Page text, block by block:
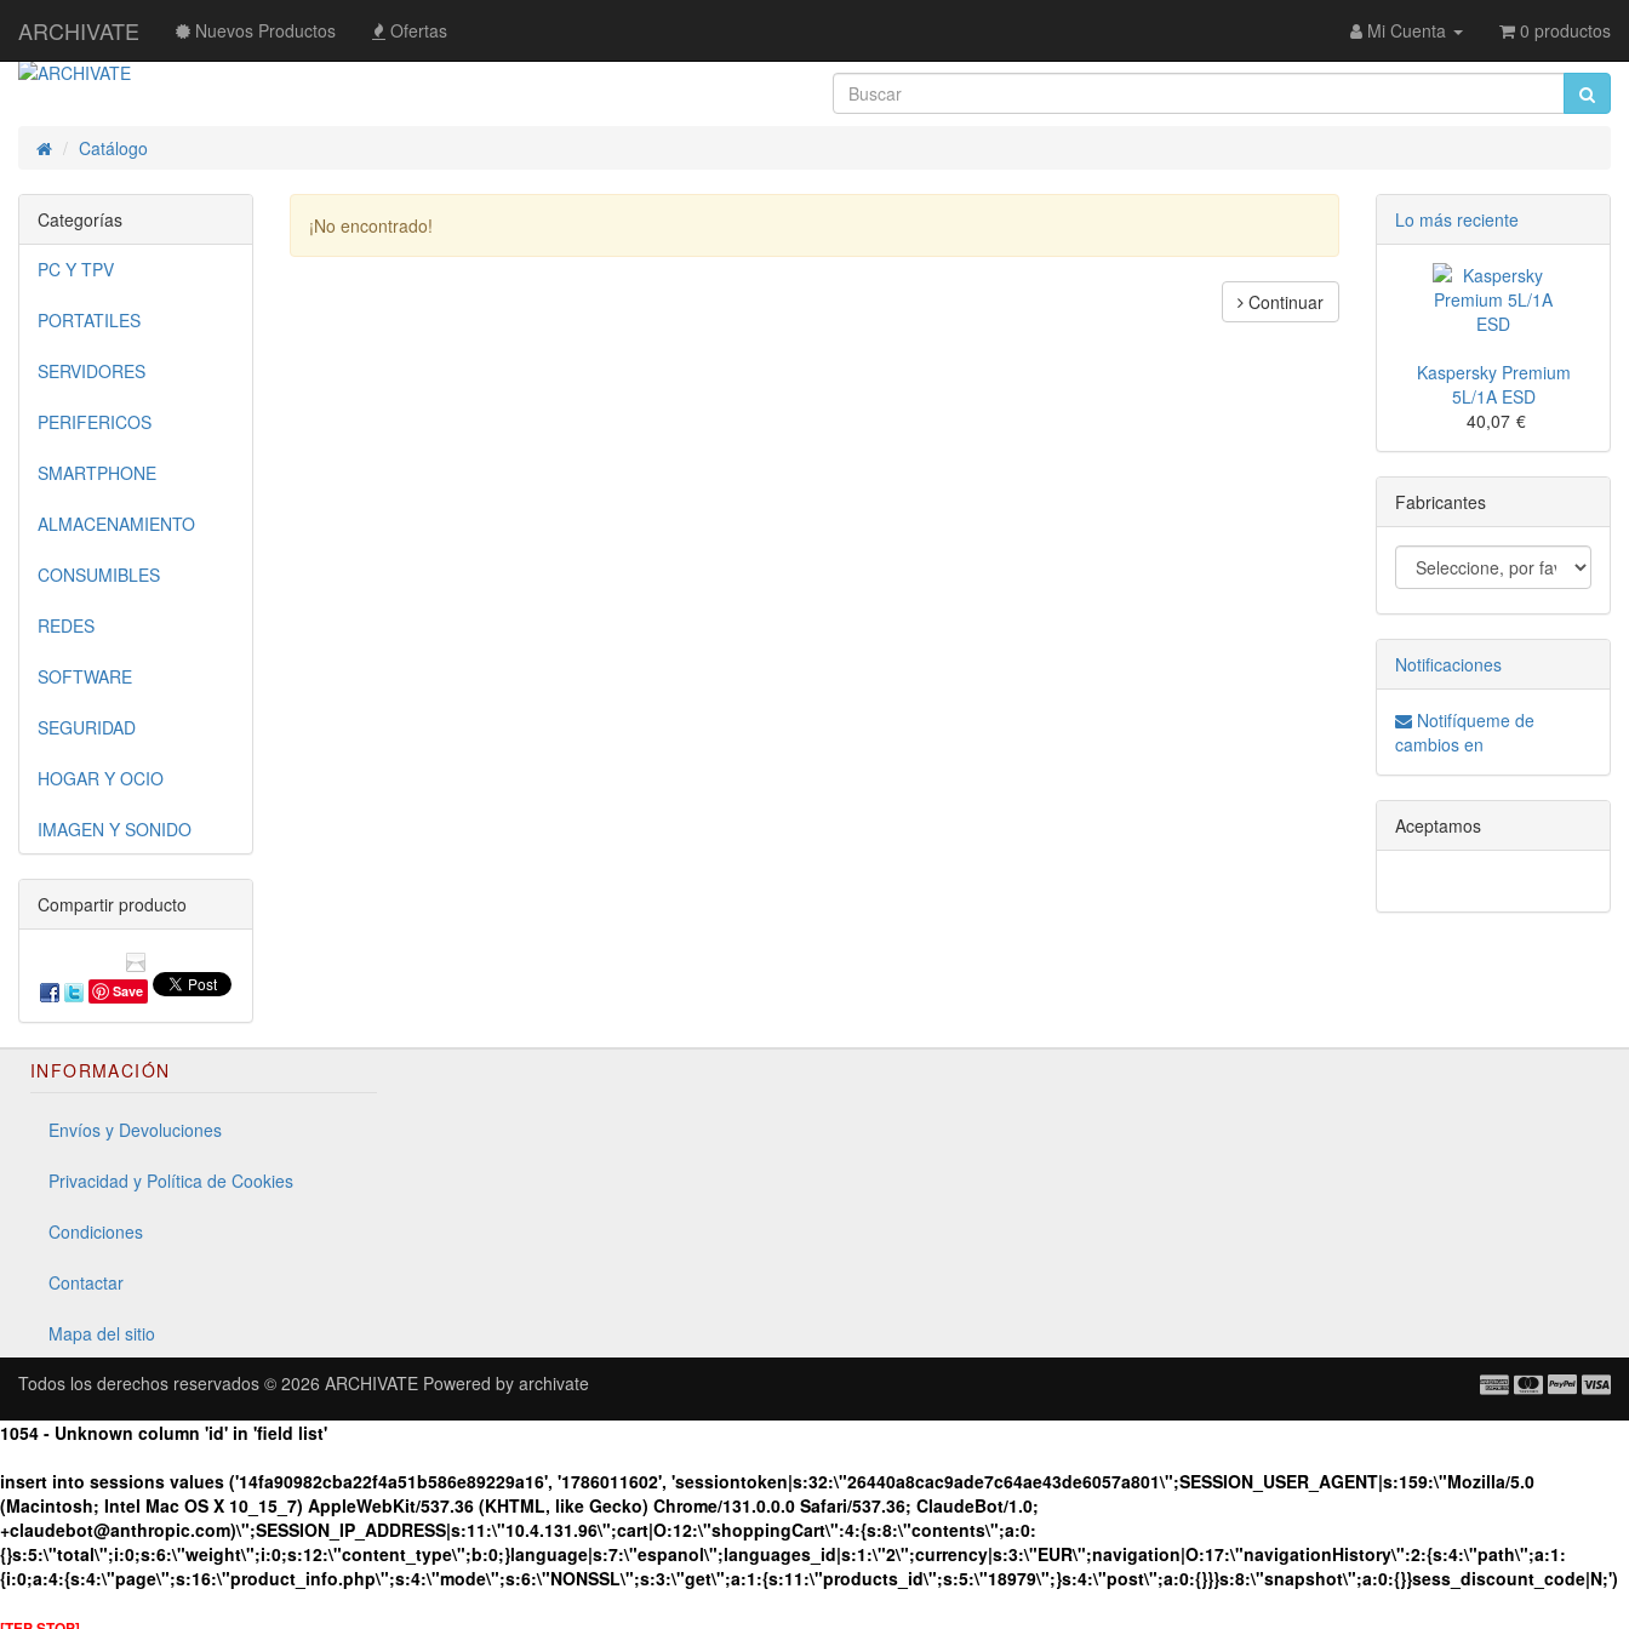
ARCHIVATE Nuevos Productos Ofertas Mi Cuenta 0 productos
InicioCatálogo
¡No encontrado!
Continuar
Categorías
PC Y TPV
PORTATILES
SERVIDORES
PERIFERICOS
SMARTPHONE
ALMACENAMIENTO
CONSUMIBLES
REDES
SOFTWARE
SEGURIDAD
HOGAR Y OCIO
IMAGEN Y SONIDO
Compartir producto
Save
Lo más reciente
Kaspersky Premium
5L/1A ESD
40,07 €
Fabricantes
Notificaciones
Notifíqueme de
cambios en
Aceptamos
INFORMACIÓN
Envíos y Devoluciones
Privacidad y Política de Cookies
Condiciones
Contactar
Mapa del sitio
Todos los derechos reservados © 2026 ARCHIVATE Powered by archivate
1054 - Unknown column 'id' in 'field list'
insert into sessions values ('14fa90982cba22f4a51b586e89229a16', '1786011602', 'sessiontoken|s:32:\"26440a8cac9ade7c64ae43de6057a801\";SESSION_USER_AGENT|s:159:\"Mozilla/5.0
(Macintosh; Intel Mac OS X 10_15_7) AppleWebKit/537.36 (KHTML, like Gecko) Chrome/131.0.0.0 Safari/537.36; ClaudeBot/1.0;
+claudebot@anthropic.com)\";SESSION_IP_ADDRESS|s:11:\"10.4.131.96\";cart|O:12:\"shoppingCart\":4:{s:8:\"contents\";a:0:
{}s:5:\"total\";i:0;s:6:\"weight\";i:0;s:12:\"content_type\";b:0;}language|s:7:\"espanol\";languages_id|s:1:\"2\";currency|s:3:\"EUR\";navigation|O:17:\"navigationHistory\":2:{s:4:\"path\";a:1:
{i:0;a:4:{s:4:\"page\";s:16:\"product_info.php\";s:4:\"mode\";s:6:\"NONSSL\";s:3:\"get\";a:1:{s:11:\"products_id\";s:5:\"18979\";}s:4:\"post\";a:0:{}}}s:8:\"snapshot\";a:0:{}}sess_discount_code|N;')